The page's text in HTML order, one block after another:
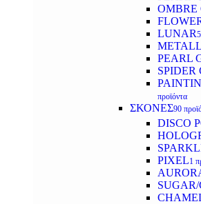
OMBRE
LUNAR
PEARL
SPIDER
προϊόντα
ΣΚΟΝΕΣ90
DISCO
PIXEL1